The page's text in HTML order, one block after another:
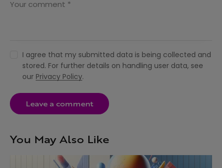
I agree that my submitted data is being collected and
stored. For further details on handling user data, see
our Privacy Policy.
You May Also Like